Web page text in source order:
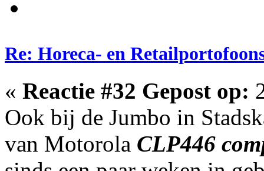
Re: Horeca- en
« Reactie #32 Gepost op:
Ook bij de Jumbo in
van Motorola CLP446